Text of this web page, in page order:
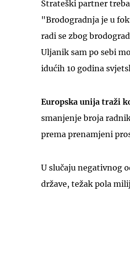
Strateški partner
"Brodogradnja je u
radi se zbog
Uljanik sam po sebi
idućih 10 godina
Europska unija traži
smanjenje broja
prema prenamjeni
U slučaju negativnog
države, težak pola